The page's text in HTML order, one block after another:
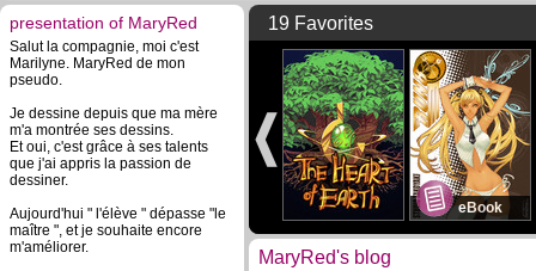
presentation of MaryRed
Salut la compagnie, moi c'est
Marilyne. MaryRed de mon
pseudo.
Je dessine depuis que ma mère
m'a montrée ses dessins.
Et oui, c'est grâce à ses talents
que j'ai appris la passion de
dessiner.
Aujourd'hui " l'élève " dépasse "le
maître ", et je souhaite encore
m'améliorer.
19 Favorites
eBook
MaryRed's blog